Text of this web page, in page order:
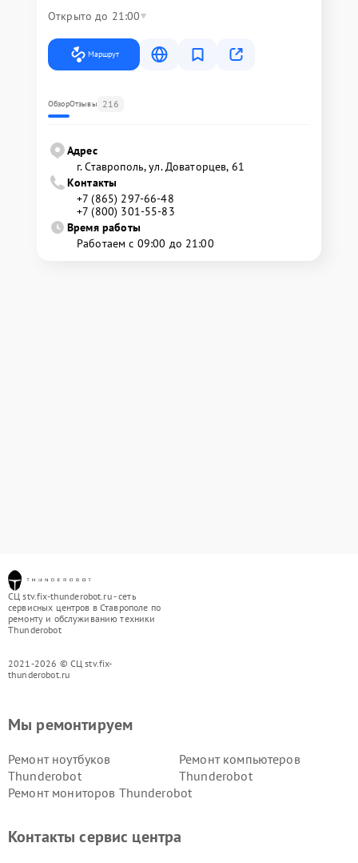
Открыто до 21:00
Маршрут
ОбзорОтзывы 216
Адрес
г. Ставрополь, ул. Доваторцев, 61
Контакты
+7 (865) 297-66-48
+7 (800) 301-55-83
Время работы
Работаем с 09:00 до 21:00
СЦ stv.fix-thunderobot.ru - сеть
сервисных центров в Ставрополе по
ремонту и обслуживанию техники
Thunderobot
2021-2026 © СЦ stv.fix-
thunderobot.ru
Мы ремонтируем
Ремонт ноутбуков
Thunderobot
Ремонт компьютеров
Thunderobot
Ремонт мониторов Thunderobot
Контакты сервис центра